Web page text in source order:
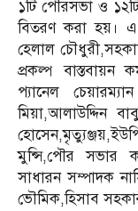
১টি পৌরসভা ও
বিতরণ করা হয়। এ
হেলাল
প্রকল্প বাস্তবায়ন
প্যানেল
মিয়া,আলাউদ্দিন
মুন্সি,পৌর সভার
সাধারন সম্পাদক
ভৌমিক,হিসাব